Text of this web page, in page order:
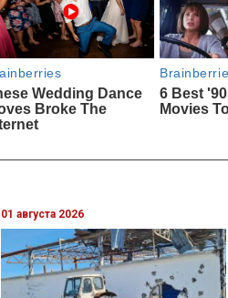
01 августа 2026